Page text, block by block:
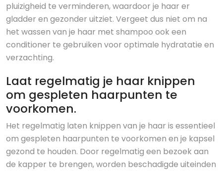
pluizigheid te verminderen, waardoor je haar er
gladder en gezonder uitziet. Vergeet dus niet om na
het wassen van je haar met shampoo ook een
conditioner te gebruiken voor optimale hydratatie en
verzachting.
Laat regelmatig je haar knippen
om gespleten haarpunten te
voorkomen.
Het regelmatig laten knippen van je haar is essentieel
om gespleten haarpunten te voorkomen en je kapsel
gezond te houden. Door regelmatig een bezoek aan
de kapper te brengen, worden beschadigde uiteinden